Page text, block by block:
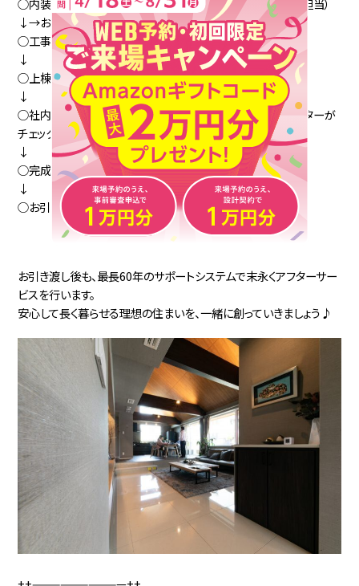
○内装・インテリアのお打ち合わせ（専属コーディネーターが担当）
↓→お客様のご希望があれば地鎮祭を実施
○工事開始
↓
○上棟式
↓
○社内検査（営業担当、工事責任者、設計担当、コーディネーターが
チェック）
↓
○完成＆お立合い完了検査
↓
○お引き渡し
お引き渡し後も、最長60年のサポートシステムで末永くアフターサー
ビスを行います。
安心して長く暮らせる理想の住まいを、一緒に創っていきましょう♪